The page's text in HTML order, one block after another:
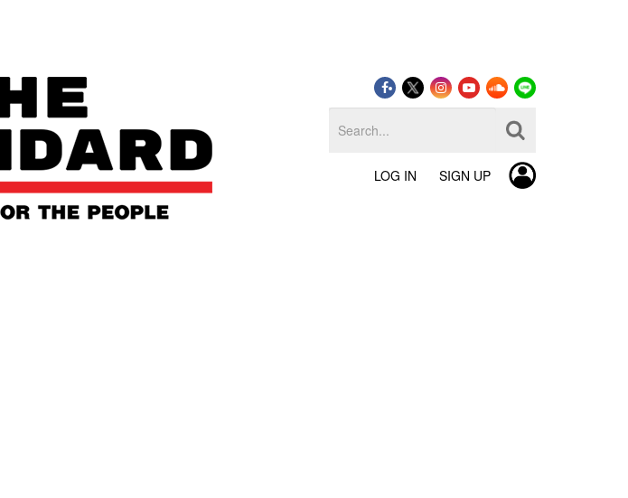
LOG IN SIGN UP